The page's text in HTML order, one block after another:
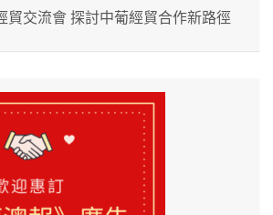
貿交流會 探討中葡經貿合作新路徑